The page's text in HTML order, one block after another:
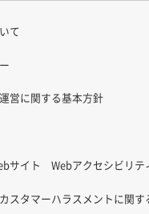
て
営に関する基本方針
サイト Webアクセシビリテ
スタマーハラスメントに関す